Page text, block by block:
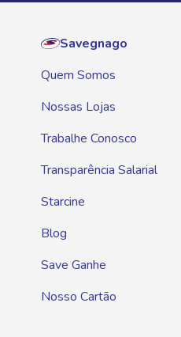
Savegnago
Quem Somos
Nossas Lojas
Trabalhe Conosco
Transparência Salarial
Starcine
Blog
Save Ganhe
Nosso Cartão